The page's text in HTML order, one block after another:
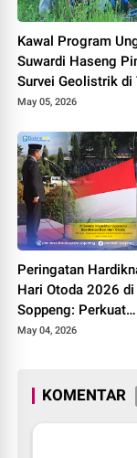
Kawal Program
Suwardi Haseng
Survei Geolistrik di
Kecamatan
May 05, 2026
Peringatan
Hari Otoda 2026 di
Soppeng: Perkuat
Kolaborasi Menuju
May 04, 2026
KOMENTAR